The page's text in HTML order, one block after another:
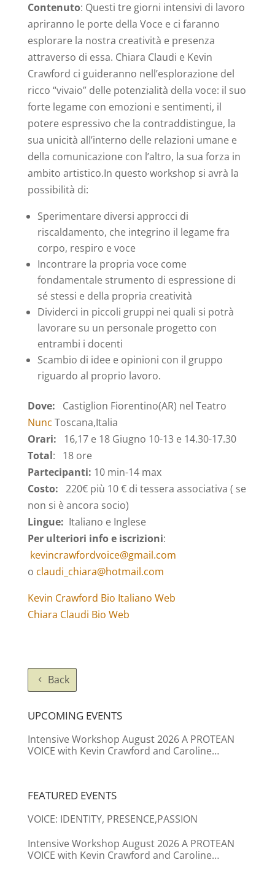
Contenuto: Questi tre giorni intensivi di lavoro
apriranno le porte della Voce e ci faranno
esplorare la nostra creatività e presenza
attraverso di essa. Chiara Claudi e Kevin
Crawford ci guideranno nell’esplorazione del
ricco “vivaio” delle potenzialità della voce: il suo
forte legame con emozioni e sentimenti, il
potere espressivo che la contraddistingue, la
sua unicità all’interno delle relazioni umane e
della comunicazione con l’altro, la sua forza in
ambito artistico.In questo workshop si avrà la
possibilità di:
Sperimentare diversi approcci di
riscaldamento, che integrino il legame fra
corpo, respiro e voce
Incontrare la propria voce come
fondamentale strumento di espressione di
sé stessi e della propria creatività
Dividerci in piccoli gruppi nei quali si potrà
lavorare su un personale progetto con
entrambi i docenti
Scambio di idee e opinioni con il gruppo
riguardo al proprio lavoro.
Dove: Castiglion Fiorentino(AR) nel Teatro
Nunc Toscana,Italia
Orari: 16,17 e 18 Giugno 10-13 e 14.30-17.30
Total: 18 ore
Partecipanti: 10 min-14 max
Costo: 220€ più 10 € di tessera associativa ( se
non si è ancora socio)
Lingue: Italiano e Inglese
Per ulteriori info e iscrizioni:
kevincrawfordvoice@gmail.com
o claudi_chiara@hotmail.com
Kevin Crawford Bio Italiano Web
Chiara Claudi Bio Web
Back
UPCOMING EVENTS
Intensive Workshop August 2026 A PROTEAN
VOICE with Kevin Crawford and Caroline
FEATURED EVENTS
VOICE: IDENTITY, PRESENCE,PASSION
Intensive Workshop August 2026 A PROTEAN
VOICE with Kevin Crawford and Caroline